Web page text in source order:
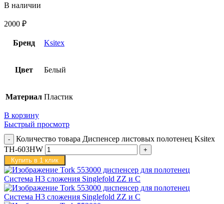
В наличии
2000 ₽
Бренд Ksitex
Цвет Белый
Материал Пластик
В корзину
Быстрый просмотр
Количество товара Диспенсер листовых полотенец Ksitex
TH-603HW
Купить в 1 клик